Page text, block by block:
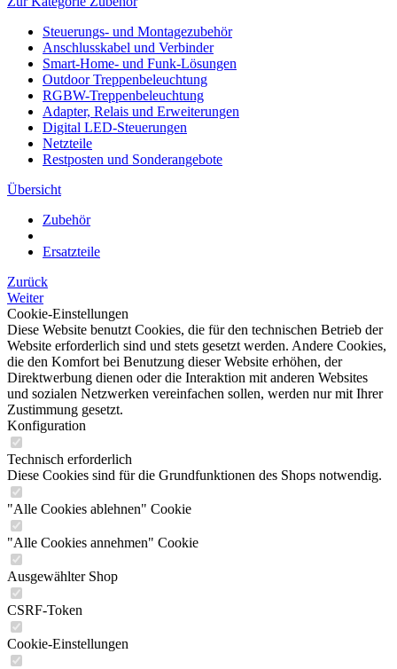
Steuerungs- und Montagezubehör
Anschlusskabel und Verbinder
Smart-Home- und Funk-Lösungen
Outdoor Treppenbeleuchtung
RGBW-Treppenbeleuchtung
Adapter, Relais und Erweiterungen
Digital LED-Steuerungen
Netzteile
Restposten und Sonderangebote
Übersicht
Zubehör
Ersatzteile
Zurück
Weiter
Cookie-Einstellungen
Diese Website benutzt Cookies, die für den technischen Betrieb der
Website erforderlich sind und stets gesetzt werden. Andere Cookies,
die den Komfort bei Benutzung dieser Website erhöhen, der
Direktwerbung dienen oder die Interaktion mit anderen Websites
und sozialen Netzwerken vereinfachen sollen, werden nur mit Ihrer
Zustimmung gesetzt.
Konfiguration
Technisch erforderlich
Diese Cookies sind für die Grundfunktionen des Shops notwendig.
"Alle Cookies ablehnen" Cookie
"Alle Cookies annehmen" Cookie
Ausgewählter Shop
CSRF-Token
Cookie-Einstellungen